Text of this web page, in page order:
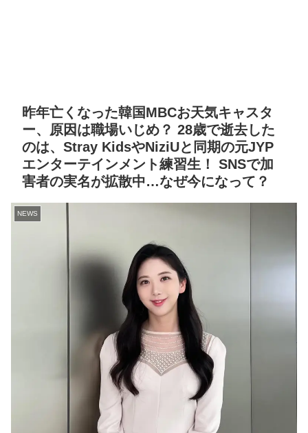
昨年亡くなった韓国MBCお天気キャスタ
ー、原因は職場いじめ？ 28歳で逝去した
のは、Stray KidsやNiziUと同期の元JYP
エンターテインメント練習生！ SNSで加
害者の実名が拡散中…なぜ今になって？
NEWS